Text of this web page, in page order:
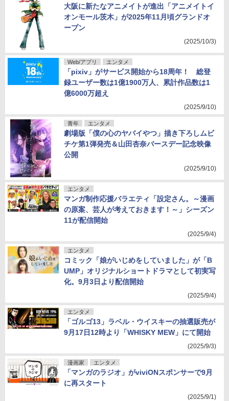
大阪に新たなアニメイトが進出「アニメイトイ
オンモール茨木」が2025年11月頃グランドオ
ープン
(2025/10/3)
Web/アプリ エンタメ
「pixiv」がサービス開始から18周年！ 総登
録ユーザー数は1億1900万人、累計作品数は1
億6000万超え
(2025/9/10)
青年 エンタメ
劇場版「僕の心のヤバイやつ」描き下ろしムビ
チケ第1弾発売＆山田杏奈バースデー記念映像
公開
(2025/9/10)
エンタメ
マンガ制作応援バラエティ「設定さん。～漫画
の原案、芸人が考えておきます！～」シーズン
11が配信開始
(2025/9/4)
エンタメ
コミック「娘がいじめをしていました」が「B
UMP」オリジナルショートドラマとして初実写
化。9月3日より配信開始
(2025/9/4)
エンタメ
「ゴルゴ13」ラベル・ウイスキーの抽選販売が
9月17日12時より「WHISKY MEW」にて開始
(2025/9/3)
漫画家 エンタメ
「マンガのラジオ」がviviONスポンサーで9月
に再スタート
(2025/9/1)